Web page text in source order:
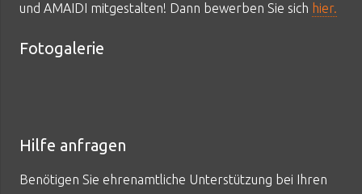
und AMAIDI mitgestalten! Dann bewerben Sie sich hier.
Fotogalerie
Hilfe anfragen
Benötigen Sie ehrenamtliche Unterstützung bei Ihren